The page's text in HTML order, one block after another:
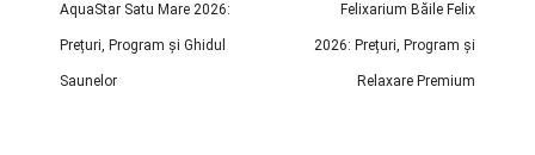
AquaStar Satu Mare 2026:
Prețuri, Program și Ghidul
Saunelor
Felixarium Băile Felix
2026: Prețuri, Program și
Relaxare Premium